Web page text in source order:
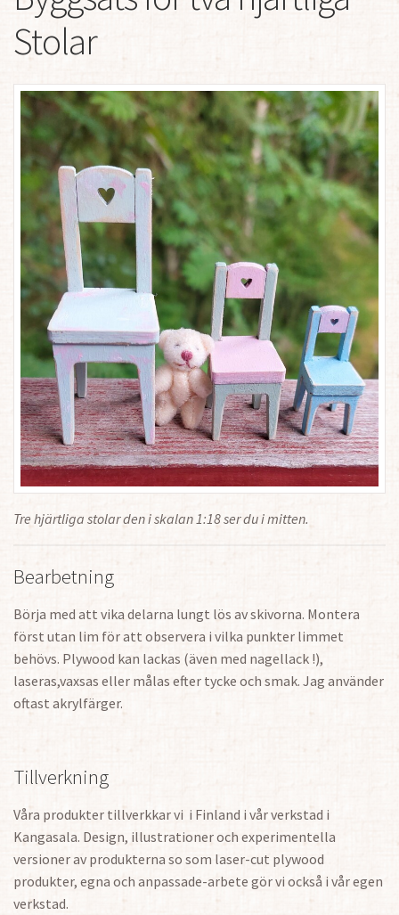
Stolar
Tre hjärtliga stolar den i skalan 1:18 ser du i mitten.
Bearbetning
Börja med att vika delarna lungt lös av skivorna. Montera
först utan lim för att observera i vilka punkter limmet
behövs. Plywood kan lackas (även med nagellack !),
laseras,vaxsas eller målas efter tycke och smak. Jag använder
oftast akrylfärger.
Tillverkning
Våra produkter tillverkkar vi i Finland i vår verkstad i
Kangasala. Design, illustrationer och experimentella
versioner av produkterna so som laser-cut plywood
produkter, egna och anpassade-arbete gör vi också i vår egen
verkstad.